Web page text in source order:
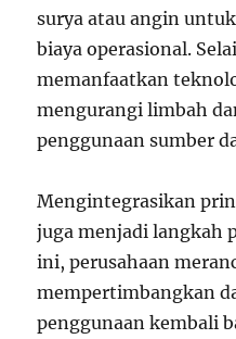
surya atau angin
biaya operasional.
memanfaatkan
mengurangi limbah
penggunaan sumber
Mengintegrasikan
juga menjadi langkah
ini, perusahaan
mempertimbangkan
penggunaan kembali